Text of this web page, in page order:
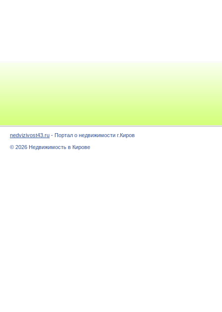
nedvizivost43.ru - Портал о недвижимости г.Киров
© 2026 Недвижимость в Кирове